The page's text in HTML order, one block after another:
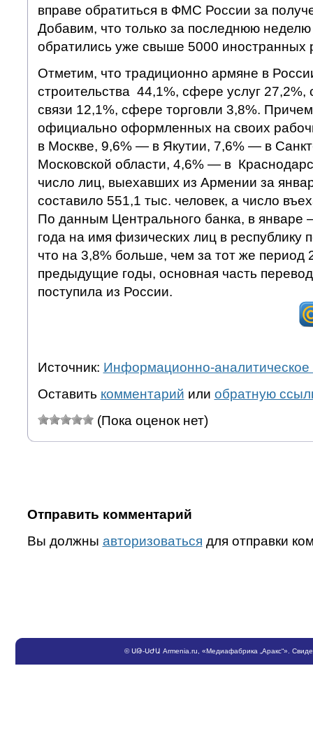
вправе обратиться в ФМС России за
Добавим, что только за последнюю неделю
обратились уже свыше 5000 иностранных
Отметим, что традиционно армяне в
строительства 44,1%, сфере услуг 27,2%,
связи 12,1%, сфере торговли 3,8%.
официально оформленных на своих
в Москве, 9,6% — в Якутии, 7,6% — в
Московской области, 4,6% — в
число лиц, выехавших из Армении за
составило 551,1 тыс. человек, а число
По данным Центрального банка, в январе
года на имя физических лиц в республику
что на 3,8% больше, чем за тот же период
предыдущие годы, основная часть
поступила из России.
Источник: Информационно-аналитическое
Оставить комментарий или обратную
(Пока оценок нет)
Отправить комментарий
Вы должны авторизоваться для отправки
©ՍԹ-ՍԺԱ Armenia.ru , «Медиафабрика „Аракс“».